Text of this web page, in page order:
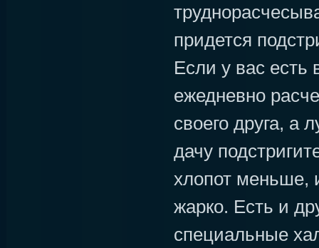
придется
Если у вас есть
ежедневно
своего друга, а
дачу
хлопот меньше,
жарко. Есть и
специальные